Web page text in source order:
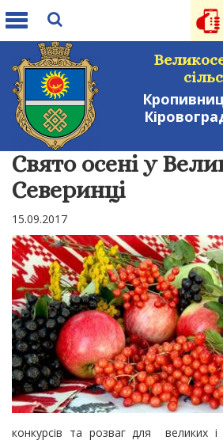
Toggle
Свято осені у
Северинці
15.09.2017
конкурсів та розваг для великих і